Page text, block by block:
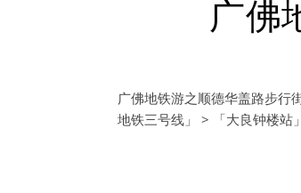
广佛
广佛地铁游之顺德华盖路步行
地铁三号线」 > 「大良钟楼站